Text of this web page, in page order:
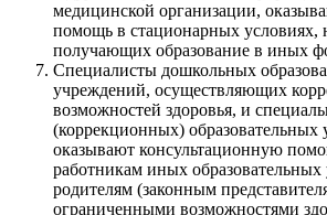
медицинской организации,
помощь в стационарных условиях,
получающих образование в иных
Специалисты дошкольных
учреждений, осуществляющих
возможностей здоровья, и
(коррекционных) образовательных
оказывают консультационную
работникам иных
родителям (законным
ограниченными возможностями